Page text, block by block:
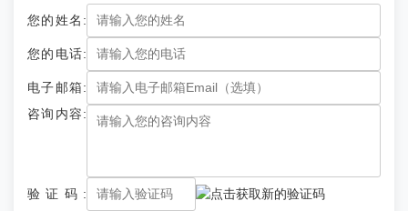
妈回来对比了一下，说昆明号比之前坐的新疆专列还要新，毕竟去年
年底才首开的。车上那个金色孔雀涂装在火车站特别显眼，我妈一下
车就让我爸给她拍照。他们最满意的是床铺比之前宽敞，被子枕头也
软和，我妈说以前坐专列晚上翻身有点响，这次一点声音都没有，睡
得很踏实。我每次都是在足动旅游专列帮他们订的票，流程简洁，平
台也靠谱，都没出过问题。
林都号列车哪里出发？爸妈去年就想去东北看秋景，听说这
个专列专门有条秋景线路？
里出发，首先在哈尔滨集合！第一天住的那个敖麓谷雅酒店老豪华
五星级，全车才60个人，30间房，我们住的标准房，超大观景窗就在
床边，躺着看林海，那感觉太上头了。你可以去足动旅游专列看看，
请问昆明号旅游列车多少钱？我们一群老朋友想聚一起去云
南玩一趟。
您的姓名:
您的电话:
电子邮箱:
咨询内容:
验证码: